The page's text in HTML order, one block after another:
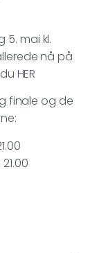
5. mai kl.
nå på
HER
finale og de